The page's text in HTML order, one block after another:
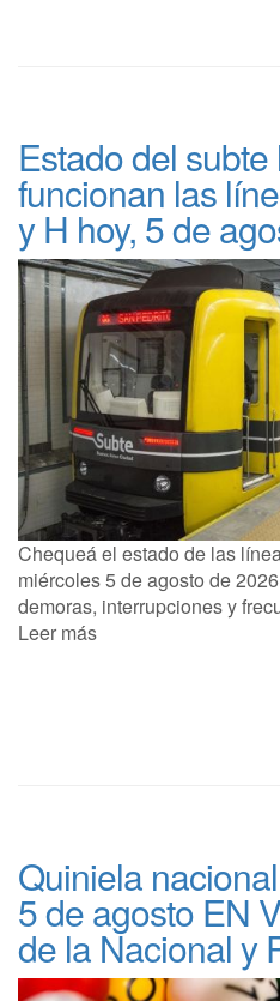
Estado del
funcionan las
y H hoy, 5 de
Chequeá el estado de las
miércoles 5 de agosto de
demoras, interrupciones y
Leer más
Quiniela
5 de agosto EN
de la Nacional y